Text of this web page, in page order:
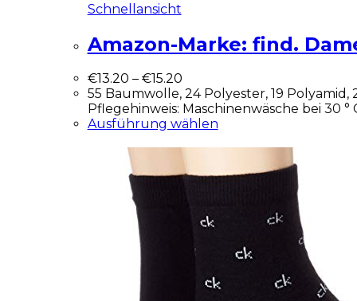
Schnellansicht
Amazon-Marke: find.
€13.20 – €15.20
55 Baumwolle, 24 Polyester, 19 Polyamid,
Pflegehinweis: Maschinenwäsche bei 30 °
Ausführung wählen